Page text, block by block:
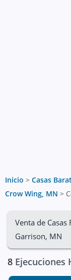
Inicio > Casas
Crow Wing, MN >
Venta de Casas
Garrison, MN
8 Ejecuciones